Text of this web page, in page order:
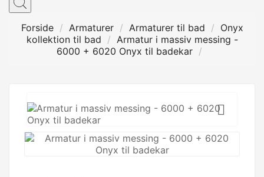
Forside Armaturer Armaturer til bad
Onyx
kollektion til bad
Armatur i massiv messing -
6000 + 6020 Onyx til badekar
